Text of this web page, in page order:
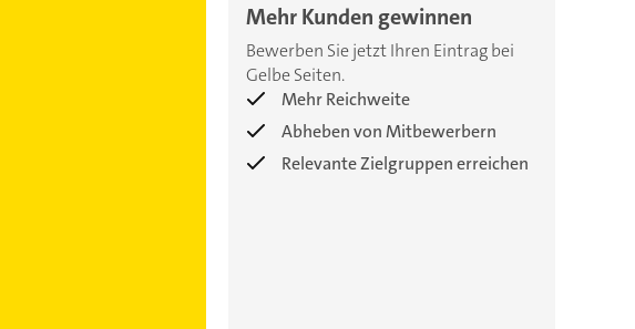
Mehr Kunden gewinnen
Bewerben Sie jetzt Ihren Eintrag bei
Gelbe Seiten.
Mehr Reichweite
Abheben von Mitbewerbern
Relevante Zielgruppen erreichen